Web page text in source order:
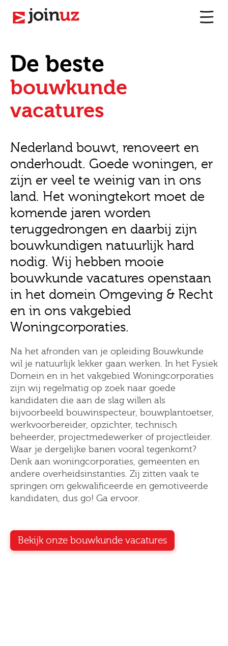
De beste
bouwkunde
vacatures
Nederland bouwt, renoveert en
onderhoudt. Goede woningen, er
zijn er veel te weinig van in ons
land. Het woningtekort moet de
komende jaren worden
teruggedrongen en daarbij zijn
bouwkundigen natuurlijk hard
nodig. Wij hebben mooie
bouwkunde vacatures openstaan
in het domein Omgeving & Recht
en in ons vakgebied
Woningcorporaties.
Na het afronden van je opleiding Bouwkunde
wil je natuurlijk lekker gaan werken. In het Fysiek
Domein en in het vakgebied Woningcorporaties
zijn wij regelmatig op zoek naar goede
kandidaten die aan de slag willen als
bijvoorbeeld bouwinspecteur, bouwplantoetser,
werkvoorbereider, opzichter, technisch
beheerder, projectmedewerker of projectleider.
Waar je dergelijke banen vooral tegenkomt?
Denk aan woningcorporaties, gemeenten en
andere overheidsinstanties. Zij zitten vaak te
springen om gekwalificeerde en gemotiveerde
kandidaten, dus go! Ga ervoor.
Bekijk onze bouwkunde vacatures